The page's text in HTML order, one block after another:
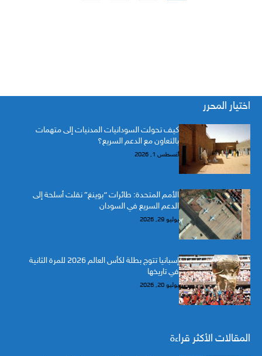
اختيار المحرر
كيف تحولت السودانيات المدنيات إلى متهمات
بالتعاون مع الدعم السريع؟
أغسطس 1, 2026
الأمم المتحدة: طائرات “بوينغ” نقلت أسلحة إلى
الدعم السريع في السودان
يوليو 29, 2026
إسبانيا تتوج بطلة لكأس العالم 2026 للمرة الثانية
في تاريخها
يوليو 20, 2026
المقالات الأكثر قراءة